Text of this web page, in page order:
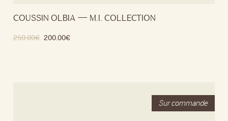
COUSSIN OLBIA — M.I. COLLECTION
250.00€ 200.00€